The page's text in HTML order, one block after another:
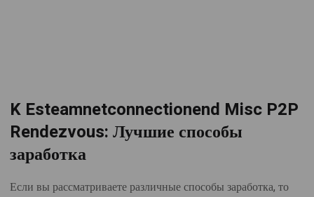
K Esteamnetconnectionend Misc P2P
Rendezvous: Лучшие способы
заработка
Если вы рассматриваете различные способы заработка, то